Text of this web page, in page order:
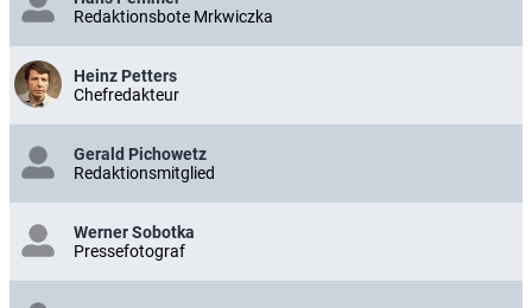
Redaktionsbote Mrkwiczka
Heinz Petters
Chefredakteur
Gerald Pichowetz
Redaktionsmitglied
Werner Sobotka
Pressefotograf